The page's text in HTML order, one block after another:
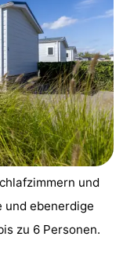
und
und ebenerdige
zu 6 Personen.